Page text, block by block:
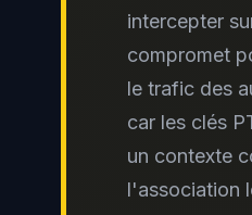
intercepter
compromet
le trafic des
car les clés
un contexte
l'association